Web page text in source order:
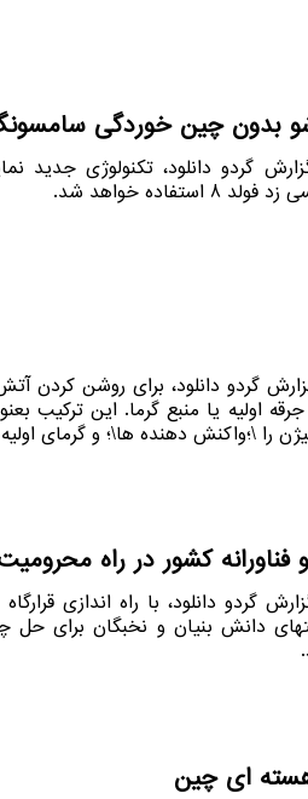
بدون چین خوردگی
گردو دانلود، تکنولوژی جدید
8 استفاده خواهد شد.
گردو دانلود، برای روشن کردن
اولیه یا منبع گرما. این ترکیب
را \؛واکنش دهنده ها\؛ و گرمای
کشور در راه
گردو دانلود، با راه اندازی
دانش بنیان و نخبگان برای
هسته ای چین